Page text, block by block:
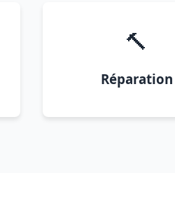
🔨
Réparation